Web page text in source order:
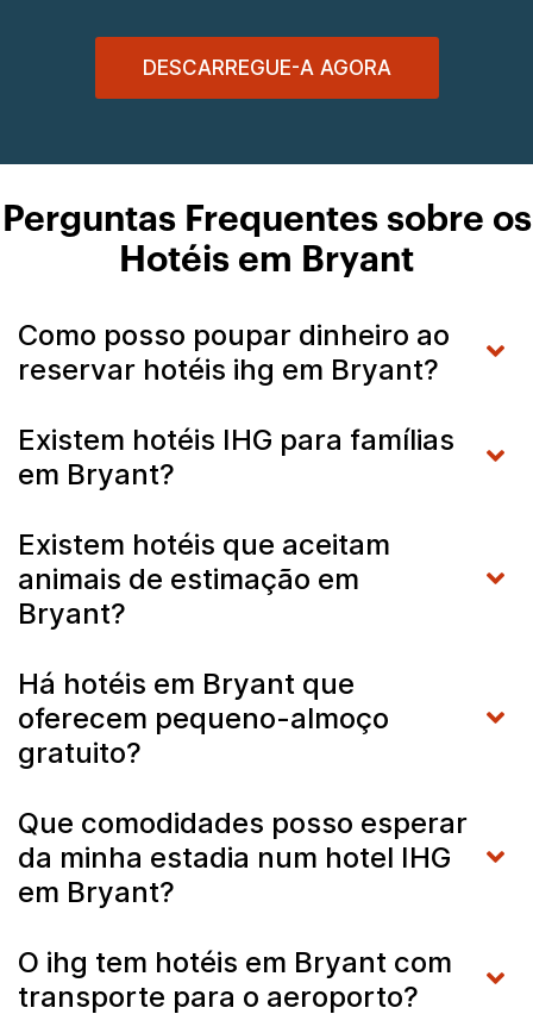
DESCARREGUE-A AGORA
Perguntas Frequentes sobre os
Hotéis em Bryant
Como posso poupar dinheiro ao
reservar hotéis ihg em Bryant?
Existem hotéis IHG para famílias
em Bryant?
Existem hotéis que aceitam
animais de estimação em
Bryant?
Há hotéis em Bryant que
oferecem pequeno-almoço
gratuito?
Que comodidades posso esperar
da minha estadia num hotel IHG
em Bryant?
O ihg tem hotéis em Bryant com
transporte para o aeroporto?